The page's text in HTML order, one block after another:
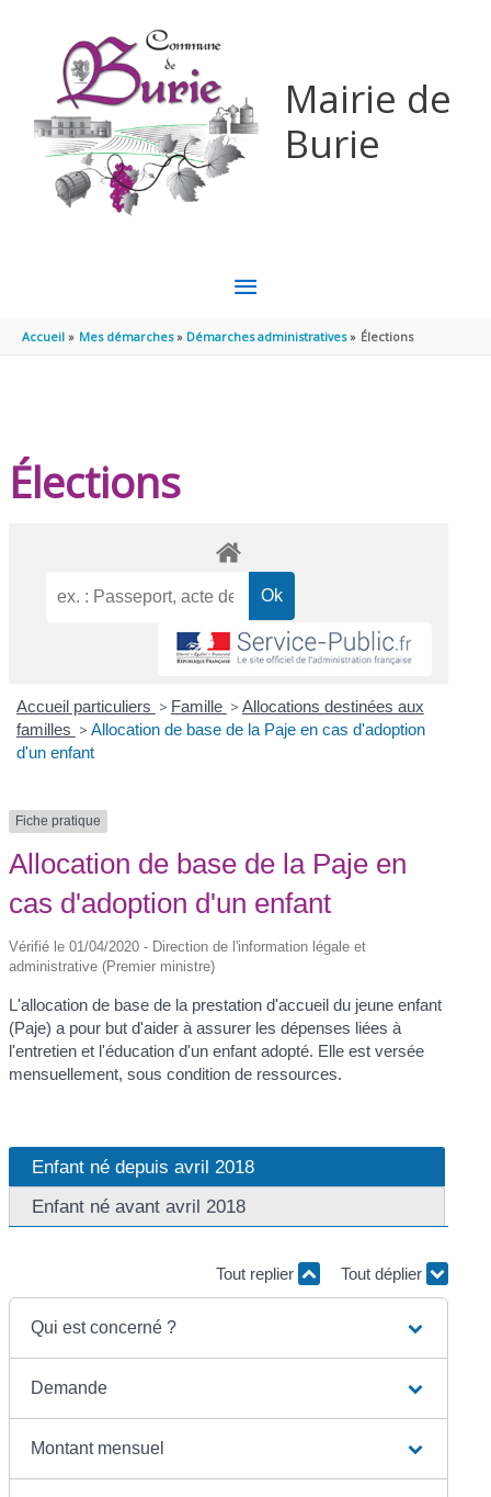
Mairie de
Burie
MENU
PRINCIPAL
Accueil Mes démarches Démarches administratives Élections
Élections
Accueil particuliers > Famille > Allocations destinées aux
familles > Allocation de base de la Paje en cas d'adoption
d'un enfant
Fiche pratique
Allocation de base de la Paje en
cas d'adoption d'un enfant
Vérifié le 01/04/2020 - Direction de l'information légale et
administrative (Premier ministre)
L'allocation de base de la prestation d'accueil du jeune enfant
(Paje) a pour but d'aider à assurer les dépenses liées à
l'entretien et l'éducation d'un enfant adopté. Elle est versée
mensuellement, sous condition de ressources.
Enfant né depuis avril 2018
Enfant né avant avril 2018
Tout replier Tout déplier
Qui est concerné ?
Demande
Montant mensuel